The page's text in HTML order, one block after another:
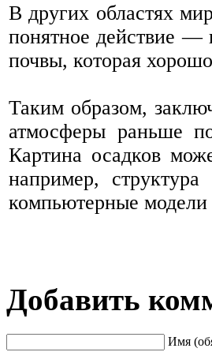
В других областях
понятное действие —
почвы, которая
Таким образом,
атмосферы раньше
Картина осадков
например,
компьютерные модели
Добавить
Имя